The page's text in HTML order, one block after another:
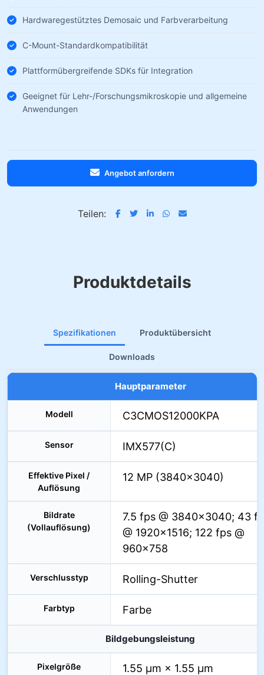
Hardwaregestütztes Demosaic und Farbverarbeitung
C-Mount-Standardkompatibilität
Plattformübergreifende SDKs für Integration
Geeignet für Lehr-/Forschungsmikroskopie und allgemeine
Anwendungen
Angebot anfordern
Teilen:
Produktdetails
Spezifikationen Produktübersicht
Downloads
Hauptparameter
Modell C3CMOS12000KPA
Sensor IMX577(C)
Effektive Pixel /
Auflösung
12 MP (3840×3040)
Bildrate
(Vollauflösung)
7.5 fps @ 3840×3040; 43
@ 1920×1516; 122 fps @
960×758
Verschlusstyp Rolling-Shutter
Farbtyp Farbe
Bildgebungsleistung
Pixelgröße 1.55 µm × 1.55 µm